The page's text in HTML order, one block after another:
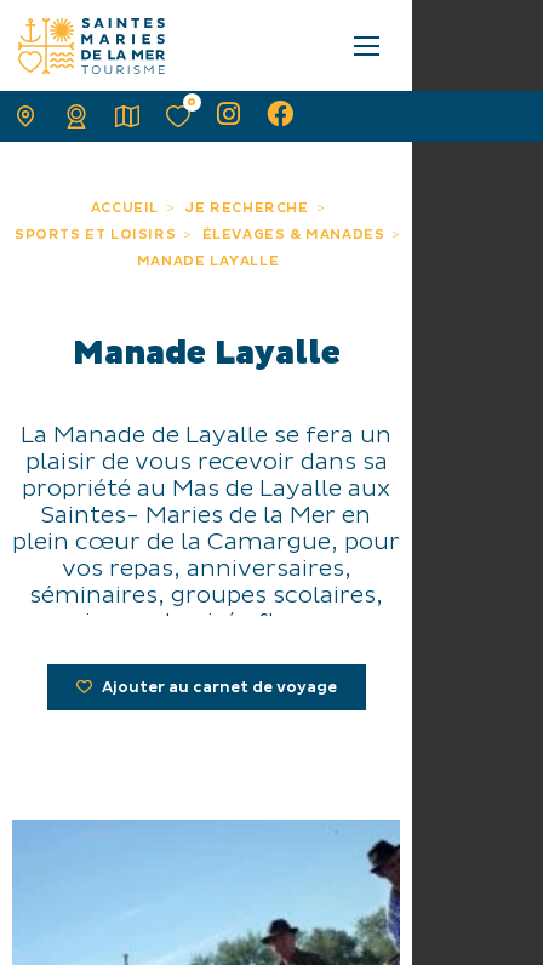
ACCUEIL
JE RECHERCHE
SPORTS ET LOISIRS
ÉLEVAGES & MANADES
MANADE LAYALLE
Manade Layalle
La Manade de Layalle se fera un
plaisir de vous recevoir dans sa
propriété au Mas de Layalle aux
Saintes- Maries de la Mer en
plein cœur de la Camargue, pour
vos repas, anniversaires,
séminaires, groupes scolaires,
mariages et soirée flamenco.
Ajouter au carnet de voyage
0